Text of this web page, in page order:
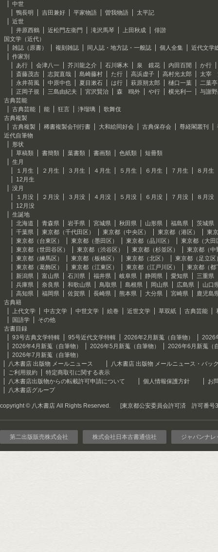
中世
鴨長明
吉田兼好 平家物語 曽我物語
太平記
近世
井原西鶴
近松門左衛門 滝沢馬琴 上田秋成
俳諧
国文学（近代）
雑誌（原書）
複刻雑誌 同人誌・地方誌・一般誌 個人全集
近代文学
作家別
あ行
会津八一 芥川龍之介 石川啄木 泉 鏡花 内田百閒
か行
斎藤茂吉
志賀直哉 島崎藤村 た行 高浜虚子 高村光太郎
太宰
永井荷風
中原中也 夏目漱石 は行 萩原朔太郎 樋口一葉
二葉
正岡子規
三島由紀夫 宮沢賢治 森 鴎外 や行 横光利一
与謝
古典芸能
古典芸能
能 狂言 浄瑠璃
歌舞伎
古典複製
古典複製
稀書複製会刊行書 大和絵同好会 古典保存会 尊経閣叢刊
近代自筆物
形状
草稿類
書簡類 葉書類 書画類 色紙類
短冊類
生月
１月生
２月生 ３月生 ４月生 ５月生 ６月生 ７月生
８月生
12月生
没月
１月没
２月没 ３月没 ４月没 ５月没 ６月没 ７月没
８月没
12月没
生誕地
北海道
青森県 岩手県 宮城県 秋田県 山形県 福島県
茨城県
千葉県
東京都（千代田区） 東京都（中央区） 東京都（港区）
東
東京都（台東区）
東京都（墨田区） 東京都（品川区）
東京都（大田
東京都（世田谷区）
東京都（渋谷区） 東京都（杉並区）
東京都（中
東京都（練馬区）
東京都（板橋区） 東京都（北区）
東京都（足立区
東京都（葛飾区）
東京都（江東区） 東京都（江戸川区）
東京都（都
新潟県
富山県 石川県 福井県 岐阜県 静岡県 愛知県
三重県
兵庫県
奈良県 和歌山県 鳥取県 島根県 岡山県 広島県
山口
高知県
福岡県 佐賀県 長崎県 熊本県 大分県 宮崎県
鹿児島
古典籍
上代文学
中古文学 中世文学 絵巻 近世文学 草双紙 古典芸能
国語学
その他
古書目録
93号古典文学特輯
95号近代文学特輯 2026年2月新蒐（自筆物）
2026
2026年4月新蒐（自筆物）
2026年5月新蒐（自筆物）
2026年6月新蒐（
2026年7月新蒐（自筆物）
八木書店 出版物 メールニュース
八木書店 出版物 メールニュース・バッ
ご利用規約
特定商取引に関する表示
八木書店出版物からの転載許可申請について
個人情報保護方針
お
八木書店グループ
copyright © 八木書店 All Rights Reserved. [東京都公安委員会許可済 許可番号
第二出版販売株式会社 株式会社日本古書通信社 ジャパンナレ